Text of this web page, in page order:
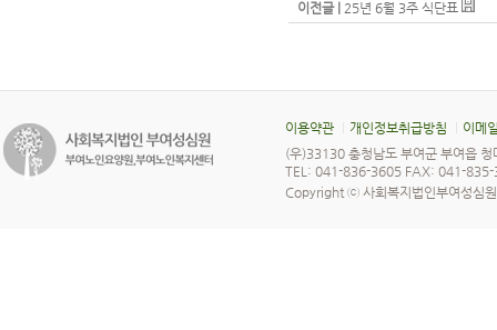
이전글 | 25년 6월 3주 식단표
이용약관 개인정보취급방침
이메
(우)33130 충청남도 부여군 부여읍
TEL: 041-836-3605 FAX: 041-
Copyright ⓒ 사회복지법인부여성심